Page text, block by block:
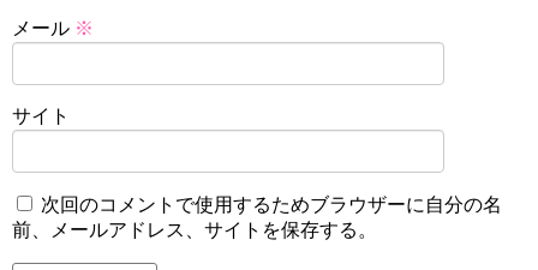
メール ※
サイト
次回のコメントで使用するためブラウザーに自分の名
前、メールアドレス、サイトを保存する。